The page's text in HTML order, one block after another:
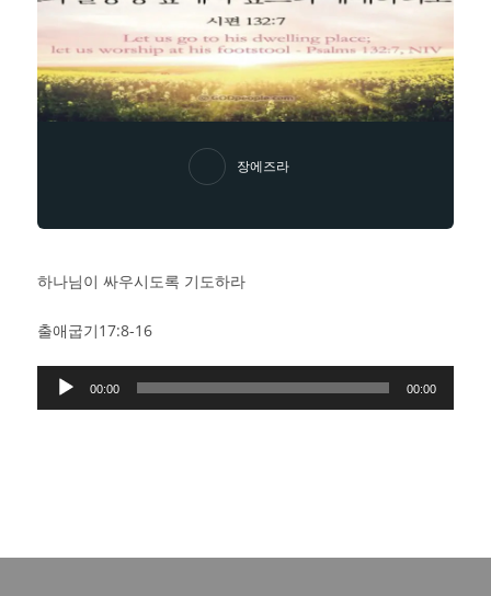
장에즈라
하나님이 싸우시도록 기도하라
출애굽기17:8-16
Audio
Player
00:00 00:00